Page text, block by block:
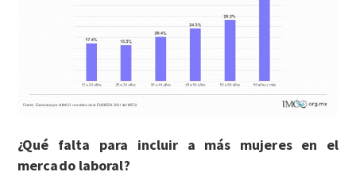
¿Qué falta para incluir a más mujeres en el
mercado laboral?